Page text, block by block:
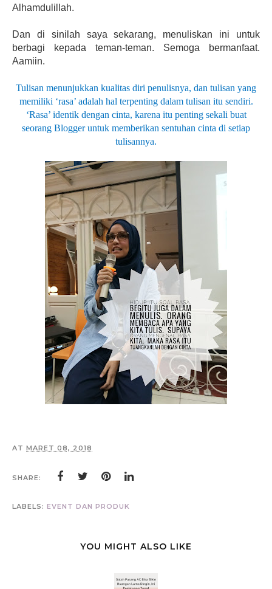
Alhamdulillah.
Dan di sinilah saya sekarang, menuliskan ini untuk
berbagi kepada teman-teman. Semoga bermanfaat.
Aamiin.
Tulisan menunjukkan kualitas diri penulisnya, dan tulisan yang
memiliki ‘rasa’ adalah hal terpenting dalam tulisan itu sendiri.
‘Rasa’ identik dengan cinta, karena itu penting sekali buat
seorang Blogger untuk memberikan sentuhan cinta di setiap
tulisannya.
AT MARET 08, 2018
SHARE:
LABELS: EVENT DAN PRODUK
YOU MIGHT ALSO LIKE